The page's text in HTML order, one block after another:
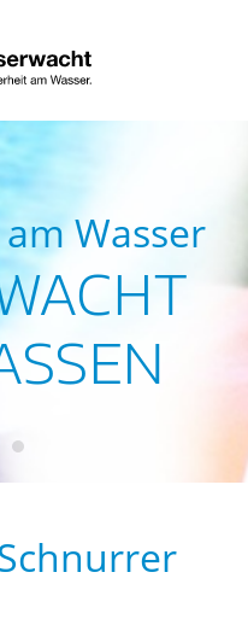
Wasser
Waldsassen
Waldsassen
Wasserwacht Waldsassen